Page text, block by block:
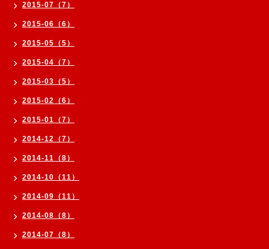
2015-07（7）
2015-06（6）
2015-05（5）
2015-04（7）
2015-03（5）
2015-02（6）
2015-01（7）
2014-12（7）
2014-11（8）
2014-10（11）
2014-09（11）
2014-08（8）
2014-07（8）